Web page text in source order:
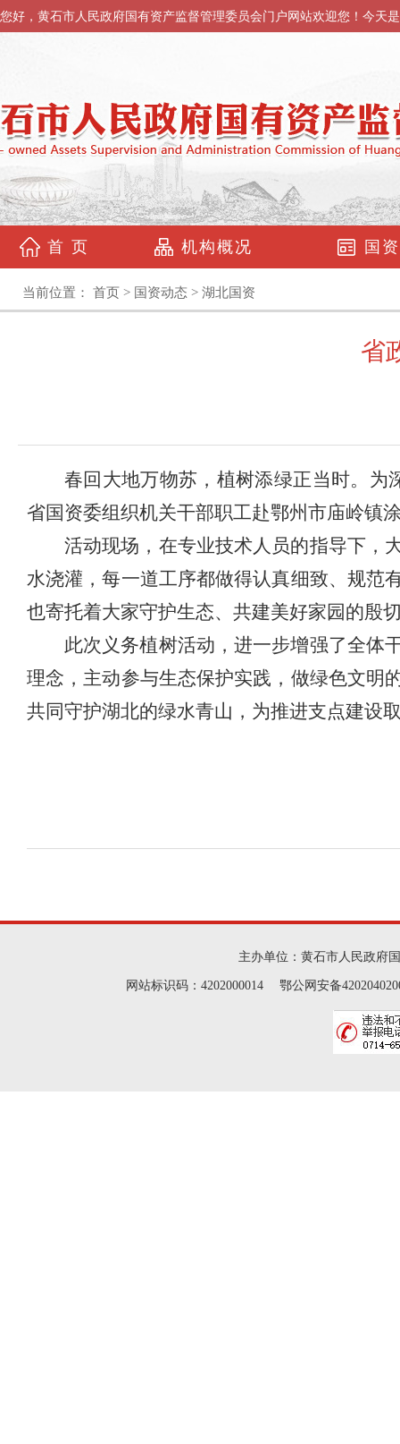
您好，黄石市人民政府国有资产监督管理委员会门户网站欢迎您！今天是
首 页 机构概况 国
当前位置： 首页 > 国资动态 > 湖北国资
省
春回大地万物苏，植树添绿正当时。为
省国资委组织机关干部职工赴鄂州市庙岭镇
活动现场，在专业技术人员的指导下，
水浇灌，每一道工序都做得认真细致、规范
也寄托着大家守护生态、共建美好家园的殷
此次义务植树活动，进一步增强了全体
理念，主动参与生态保护实践，做绿色文明
共同守护湖北的绿水青山，为推进支点建设
主办单位：黄石市人民政府
网站标识码：4202000014 鄂公网安备